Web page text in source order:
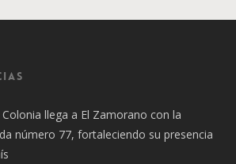
llega a El Zamorano con la
número 77, fortaleciendo su presencia